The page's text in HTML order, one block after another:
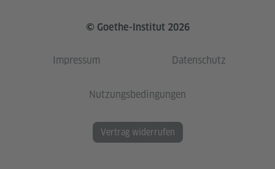
© Goethe-Institut 2026
Impressum Datenschutz
Nutzungsbedingungen
Vertrag widerrufen